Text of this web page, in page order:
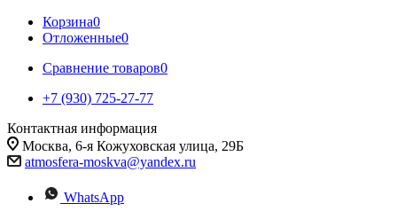
Корзина0
Отложенные0
Сравнение товаров0
+7 (930) 725-27-77
Контактная информация
Москва, 6-я Кожуховская улица, 29Б
atmosfera-moskva@yandex.ru
WhatsApp